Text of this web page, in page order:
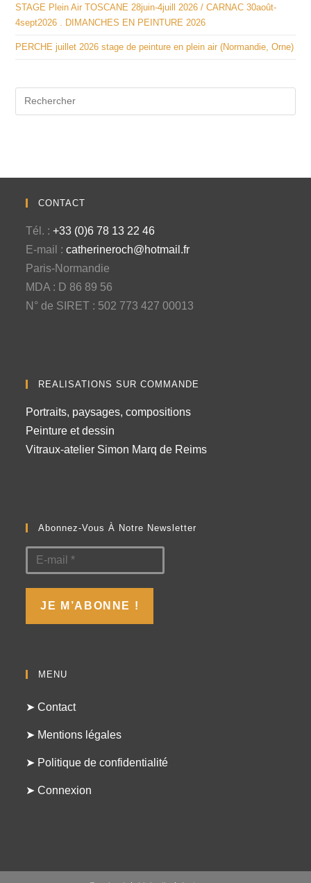
STAGE Plein Air TOSCANE 28juin-4juill 2026 / CARNAC 30août-
4sept2026 . DIMANCHES EN PEINTURE 2026
PERCHE juillet 2026 stage de peinture en plein air (Normandie, Orne)
CONTACT
Tél. :+33 (0)6 78 13 22 46
E-mail :catherineroch@hotmail.fr
Paris-Normandie
MDA : D 86 89 56
N° de SIRET : 502 773 427 00013
REALISATIONS SUR COMMANDE
Portraits, paysages, compositions
Peinture et dessin
Vitraux-atelier Simon Marq de Reims
Abonnez-Vous À Notre Newsletter
MENU
➤ Contact
➤ Mentions légales
➤ Politique de confidentialité
➤ Connexion